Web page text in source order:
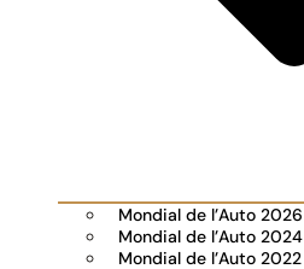
Mondial de l’Auto 2026
Mondial de l’Auto 2024
Mondial de l’Auto 2022